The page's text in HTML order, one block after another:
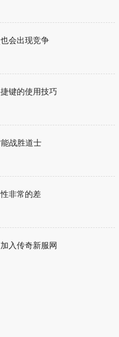
会出现竞争
键的使用技巧
战胜道士
非常的差
入传奇新服网